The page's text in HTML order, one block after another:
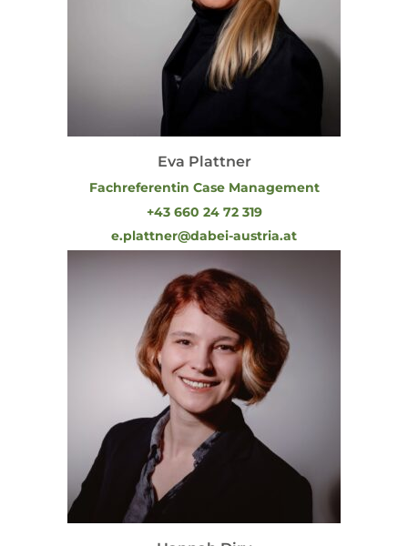
Eva Plattner
Fachreferentin Case Management
+43 660 24 72 319
e.plattner@dabei-austria.at